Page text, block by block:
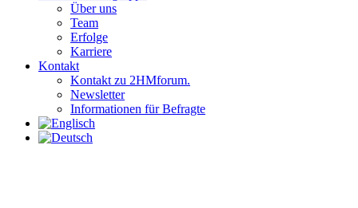
Über uns
Team
Erfolge
Karriere
Kontakt
Kontakt zu 2HMforum.
Newsletter
Informationen für Befragte